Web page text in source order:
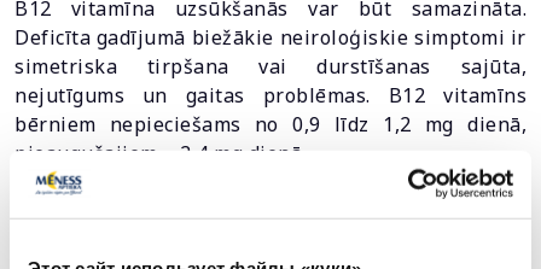
B12 vitamīna uzsūkšanās var būt samazināta.
Deficīta gadījumā biežākie neiroloģiskie simptomi ir
simetriska tirpšana vai durstīšanas sajūta,
nejutīgums un gaitas problēmas. B12 vitamīns
bērniem nepieciešams no 0,9 līdz 1,2 mg dienā,
pieaugušajiem – 2,4 mg dienā.